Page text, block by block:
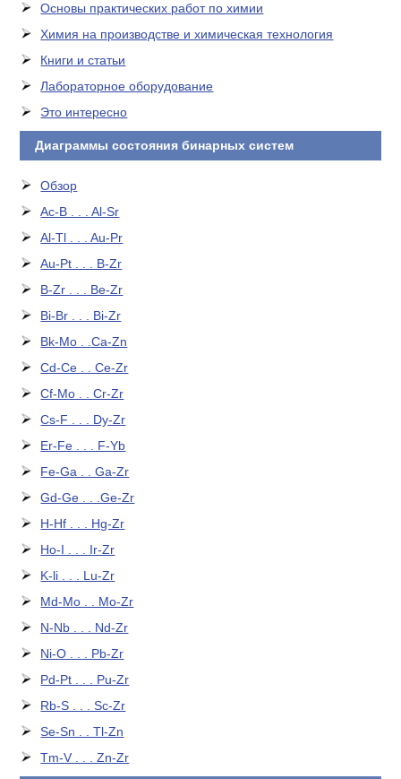
Основы практических работ по химии
Химия на производстве и химическая технология
Книги и статьи
Лабораторное оборудование
Это интересно
Диаграммы состояния бинарных систем
Обзор
Ac-B . . . Al-Sr
Al-Tl . . . Au-Pr
Au-Pt . . . B-Zr
B-Zr . . . Be-Zr
Bi-Br . . . Bi-Zr
Bk-Mo . .Ca-Zn
Cd-Ce . . Ce-Zr
Cf-Mo . . Cr-Zr
Cs-F . . . Dy-Zr
Er-Fe . . . F-Yb
Fe-Ga . . Ga-Zr
Gd-Ge . . .Ge-Zr
H-Hf . . . Hg-Zr
Ho-I . . . Ir-Zr
K-li . . . Lu-Zr
Md-Mo . . Mo-Zr
N-Nb . . . Nd-Zr
Ni-O . . . Pb-Zr
Pd-Pt . . . Pu-Zr
Rb-S . . . Sc-Zr
Se-Sn . . Tl-Zn
Tm-V . . . Zn-Zr